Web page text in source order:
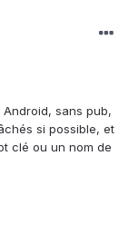
sans pub,
si possible, et
clé ou un nom de